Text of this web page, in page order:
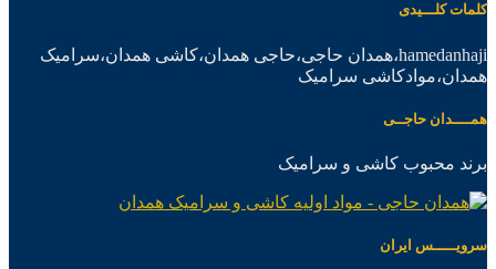
کلمات کلـــیدی
hamedanhaji،همدان حاجی،حاجی همدان،کاشی همدان،سرامیک
همدان،موادکاشی سرامیک
همــــدان حاجــی
برند محبوب کاشی و سرامیک
سرویـــــس ایران